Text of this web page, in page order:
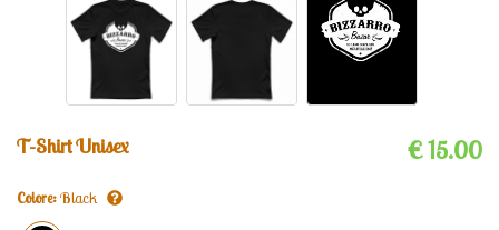
T-Shirt Unisex € 15.00
Colore:Black